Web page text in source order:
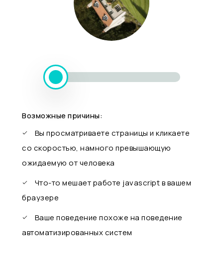
Возможные причины:
Вы просматриваете страницы и кликаете
со скоростью, намного превышающую
ожидаемую от человека
Что-то мешает работе javascript в вашем
браузере
Ваше поведение похоже на поведение
автоматизированных систем